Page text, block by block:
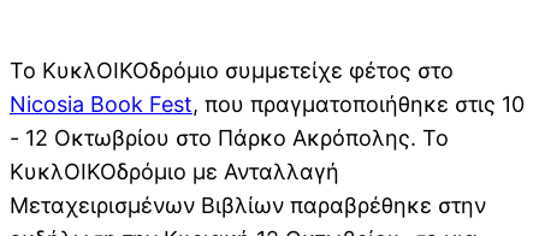
Το ΚυκλΟΙΚΟδρόμιο συμμετείχε φέτος στο
Nicosia Book Fest, που πραγματοποιήθηκε στις 10
- 12 Οκτωβρίου στο Πάρκο Ακρόπολης. Το
ΚυκλΟΙΚΟδρόμιο με Ανταλλαγή
Μεταχειρισμένων Βιβλίων παραβρέθηκε στην